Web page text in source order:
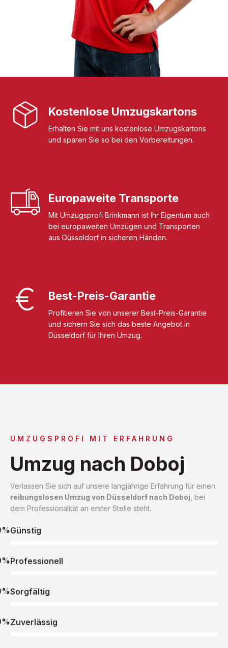
Kostenlose Umzugskartons
Erhalten Sie mit uns kostenlose Umzugskartons
und sparen Sie so bei den Vorbereitungen.
Europaweite Transporte
Mit Umzugsprofi Brinkmann ist Ihr Eigentum auch
bei europaweiten Umzügen und Transporten
aus Düsseldorf in sicheren Händen.
Best-Preis-Garantie
Profitieren Sie von unserer Best-Preis-Garantie
und sichern Sie sich das beste Angebot in
Düsseldorf für Ihren Umzug.
UMZUGSPROFI MIT ERFAHRUNG
Umzug nach Doboj
Verlassen Sie sich auf unsere langjährige Erfahrung für einen
reibungslosen Umzug von Düsseldorf nach Doboj , bei
dem Professionalität an erster Stelle steht.
Günstig
Professionell
Sorgfältig
Zuverlässig